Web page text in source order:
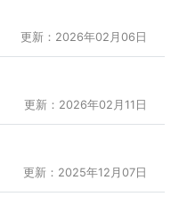
更新：2026年02月06日
更新：2026年02月11日
更新：2025年12月07日